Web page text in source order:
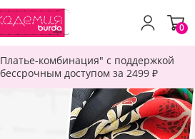
комбинация" с поддержкой
доступом за 2499 ₽
0